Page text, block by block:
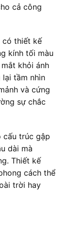
cả công
có thiết kế
kính tối màu
khỏi ánh
lại tầm nhìn
và cứng
sự chắc
cấu trúc gập
dài mà
Thiết kế
cách thể
trời hay